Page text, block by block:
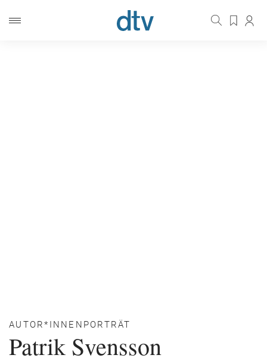
AUTOR*INNENPORTRÄT
Patrik Svensson